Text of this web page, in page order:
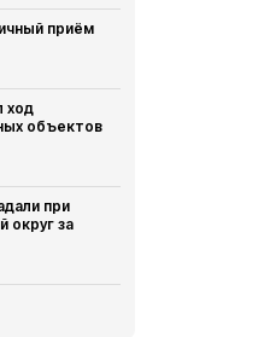
приём
ход
объектов
при
округ за